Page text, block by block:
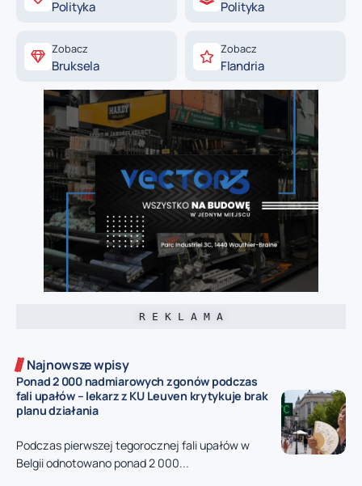
Polityka Polityka
Zobacz
Bruksela
Zobacz
Flandria
R E K L A M A
Najnowsze wpisy
Ponad 2 000 nadmiarowych zgonów podczas
fali upałów – lekarz z KU Leuven krytykuje brak
planu działania
Podczas pierwszej tegorocznej fali upałów w
Belgii odnotowano ponad 2 000...